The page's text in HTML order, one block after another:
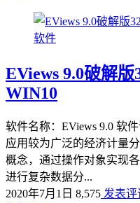
软件
EViews 9.0破解
WIN10
软件名称：EViews 9.0 软
应用较为广泛的经济计量
概念，通过操作对象实现
进行复杂数据分...
2020年7月1日 8,575 发表评